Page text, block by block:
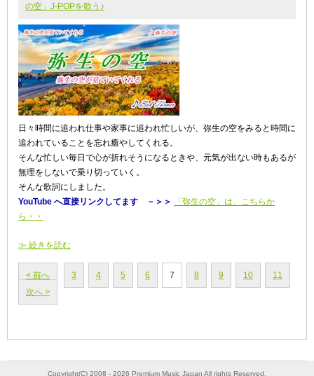
の空」J-POPを歌う♪
日々時間に追われ仕事や家事に追われ忙しいが、弥生の空をみると時間に
追われていることを忘れ癒やしてくれる。
そんな忙しい毎日で心が折れそうになるときや、元気が出ない時もあるが
無理をしないで乗り切っていく。
そんな歌詞にしました。
YouTube へ直接リンクしてます －＞＞
「弥生の空」は、こちらか
ら・・
≫ 続きを読む
< 前へ 3 4 5 6 7 8 9 10
11
次へ >
Copyright(C) 2008 - 2026 Premium Music Japan All rights Reserved.